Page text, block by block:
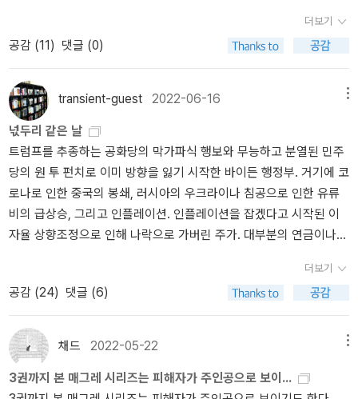
비극이든, 그것은 늘 안 좋게 끝난다. 등장인물들이 그들 자신의 끝까
지 가기 때문이다. 나는 오늘날의 소설도 그래야 한다고, 예전의 비극
에 버금가는 것이 되어야 한다고 생각한다. 나도 그렇게 해보려고 애
썼지만 성공했다고 믿기에는 상당한 거리가 있다. 비평가들이 내 소
설이 너무 짧다고 비난하는 것도 바로 그 때문이다. 하지만 예를 들어
소포클레스의 비극을 어느 날 저녁에 초반부를, 사나흘 후에 중반부
를, 일주일 후에 마지막 부분을 읽는 게 가능이나 한가? 내 소설은 하
룻저녁에 읽도록 쓰였다. 비극이 하룻저녁에 관람되도록 쓰였으니까.
― 모리스 피롱, 로베르 사크레와의 대담, 1982년
한 성품대로 메그레 반장은 열심히 사건을 조사해본다. 그런데 마지
막이 좀 허망하다. 반장이 뭘 하려고 했다기보다 쫓기는 쪽에서 뭔가
를 해보려다 오히려 들통이 나고 마지막에는 자신의 입으로 자백을
한다. 사실 반장은 별로 아는것도 없고 알아낸것도 없는데. 이러니 심
심한건지 싱거운지 모르겠다. 피해자도 존재하고 살인자도 존재한다.
근데 누가 피해자인지 가해자인지 모르겠다. 세상만사 딱 부러지는게
아니란거 알고 있지만 적어도 추리소설 정도는 딱 떨어지는게 내 취
향이다. 그렇다고 재미없냐고 하려면 그건 또 아니다. 요상하다. 사지
말까 싶기도 했으나 적어도 정말 시시한거 한 권 정도는 보고 포기하
련다. 아무래도 두어권 더 사봐야 할까보다.
화를 바탕으로 하기 때문에 일반적인 픽션보다는 조금 더 디테일이
점이지만, 작가인 조르주 심농은 사건이나 추리소설이라는 점에 집중
하기 보다 그러한 사건을 매개체로 당시의 다양한 인간군상들이나 사
회상을 통해서 자신의 생각들을 풀어내는 느낌이 든다. 가끔씩 히가
시노 게이고의 몇몇 작품에서 그러한 느낌을 받기도 하는데, 히가시
노 게이고 보다는 조금 더 묵직한 무게감이 있다고 생각된다. 아마도
그러한 점에서 많은 작가들이 조르주 심농을 사랑했던 것이 아닌가
하는 생각이 새삼 든다.
(Agatha Christie)의 에르퀼 푸아로(Hercule Poirot)만큼 유명하지
는 않지만, UNESCO의 한 통계자료에 따르면, 조르주 심농은 쥘 베
른(Jules Verne), 알렉상드르 뒤마(Alexandre Dumas)에 이어 프랑
스어로 작품을 쓴 작가들 중에는 세 번째로 번역이 많이 된 작가이고
['아스테릭스 시리즈'와 '꼬마 니콜라 시리즈'를 낸 르네 고시니(René
Goscinny)가 그다음이다], 매그레와 심농은 떼려야 뗄 수 없다(순위
표를 보면 추리물의 대중적 인기를 실감할 수 있다).https://www.un
esco.org/xtrans/bsstatexp.aspx?crit1L=5&nTyp=min&topN=5
0 위 순위표는 2010년대 초 정도까지 제대로 집계된 것으로 보이는
데, 사람들은 점점 책을 읽지 않게 되었으므로 이후에 통계를 갱신하
는 것이 큰 의미가 없었을 것 같기도 하다. 레닌이 7위, 맑스가 31위
48위 로알드 달(Roald Dahl)까지 포함하여]. 그런데 Jacob Grimm
과 Wilhelm Grimm을 따로 집계하여 10위, 11위에 올린 것이 어떤 의
미인지 모르겠다. 19위 Joannes Paulus II는 교황님을 가리키는 건
가? 24위의 아이작 아시모프, 37위 니체, 39위 (아마도) 오쇼 라즈
니쉬, 41위 플라톤도 눈에 띈다. 그런데 (일부는 이름도 생소한) 여러
현대 미국 작가들이 헤세를 35위, 괴테를 47위까지 밀어내고 순위표
더보기
공감 (11) 댓글 (0)
transient-guest 2022-06-16
넋두리 같은 날
트럼프를 추종하는 공화당의 막가파식 행보와 무능하고 분열된 민주
당의 원 투 펀치로 이미 방향을 잃기 시작한 바이든 행정부. 거기에 코
로나로 인한 중국의 봉쇄, 러시아의 우크라이나 침공으로 인한 유류
비의 급상승, 그리고 인플레이션. 인플레이션을 잡겠다고 시작된 이
자율 상향조정으로 인해 나락으로 가버린 주가. 대부분의 연금이나
사람의 문제가 아닌 은퇴연금으로 생활하는 사람들, 은퇴에 가까운
나이의 사람들, 그리고 성실하게 매달 일정한 금액을 적립해온 사람
들까지 난리가 난 상황. 고유가와 이미 조정시기를 한참 놓친 부동산
시장, 거기에 물가는 30%가 올라버렸고 이젠 주식은 떡락을 거쳐 Be
ar마켓으로 진입했다고 하는데 이 모든 것들이 대략 일년 사이에 벌
어진 일이란 것을 믿을 수가 없을 만큼 난리도 이런 생난리가 없다. 생
더보기
공감 (24) 댓글 (6)
채드 2022-05-22
3권까지 본 매그레 시리즈는 피해자가 주인공으로 보이...